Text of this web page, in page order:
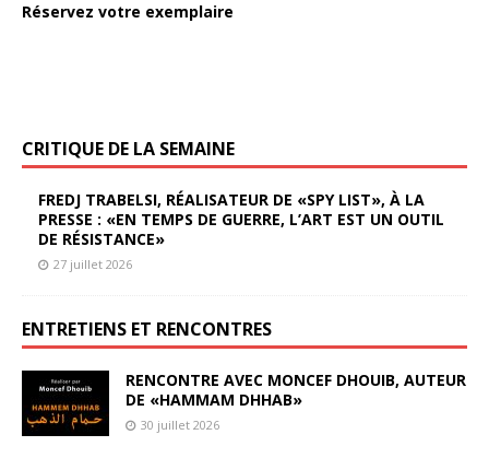
Réservez votre exemplaire
CRITIQUE DE LA SEMAINE
FREDJ TRABELSI, RÉALISATEUR DE «SPY LIST», À LA
PRESSE : «EN TEMPS DE GUERRE, L’ART EST UN OUTIL
DE RÉSISTANCE»
27 juillet 2026
ENTRETIENS ET RENCONTRES
RENCONTRE AVEC MONCEF DHOUIB, AUTEUR
DE «HAMMAM DHHAB»
30 juillet 2026